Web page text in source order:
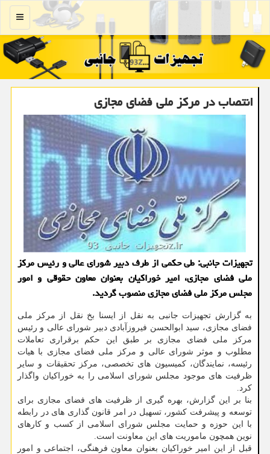
منو
انتصاب در مركز ملی فضای مجازی
تجهیزات جانبی: طی حکمی از طرف دبیر شورای عالی و رئیس مرکز
ملی فضای مجازی، امیر خوراکیان بعنوان معاون حقوقی و امور
مجلس مرکز ملی فضای مجازی منصوب گردید.
به گزارش تجهیزات جانبی به نقل از ایسنا بخ نقل از مرکز ملی
فضای مجازی، سید ابوالحسن فیروزآبادی دبیر شورای عالی و رئیس
مرکز ملی فضای مجازی بر طبق این حکم برقراری تعاملات
مطلوب و موثر شورای عالی و مرکز ملی فضای مجازی با هیات
رئیسه، نمایندگان، کمیسیون های تخصصی، مرکز تحقیقات و سایر
ظرفیت های موجود مجلس شورای اسلامی را به خوراکیان واگذار
کرد.
بنا بر این گزارش، بهره گیری از ظرفیت های فضای مجازی برای
توسعه و پیشرفت کشور، تسهیل در امر قانون گذاری های در رابطه
با این حوزه و حمایت مجلس شورای اسلامی از کسب و کارهای
نوین همچون ماموریت های این معاونت است.
قبل از این امیر خوراکیان بعنوان معاون فرهنگی، اجتماعی و امور